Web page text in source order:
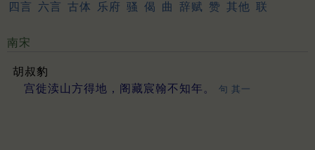
四言
六言 古体 乐府 骚 偈 曲 辞赋 赞 其他 联
南宋
胡叔豹
宫徙渎山方得地，阁藏宸翰不知年。
句 其一